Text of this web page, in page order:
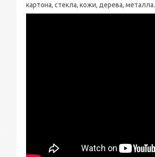
картона, стекла, кожи, дерева, металла.